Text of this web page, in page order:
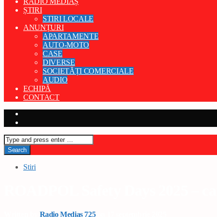
ȘTIRI
STIRI LOCALE
ANUNȚURI
APARTAMENTE
AUTO-MOTO
CASE
DIVERSE
SOCIETĂȚI COMERCIALE
AUDIO
ECHIPĂ
CONTACT
Stiri
Radio Medias 725on 17 septembrie 2025